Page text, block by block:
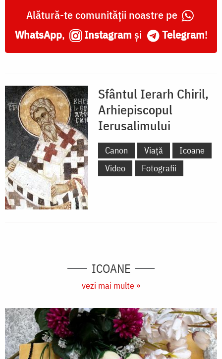
Alătură-te comunității noastre pe
WhatsApp, Instagram și Telegram!
Sfântul Ierarh Chiril,
Arhiepiscopul
Ierusalimului
Canon Viață
Icoane
Video
Fotografii
ICOANE
vezi mai multe »